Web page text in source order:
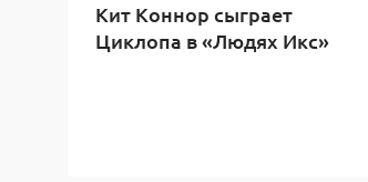
Кит Коннор сыграет
Циклопа в «Людях Икс»